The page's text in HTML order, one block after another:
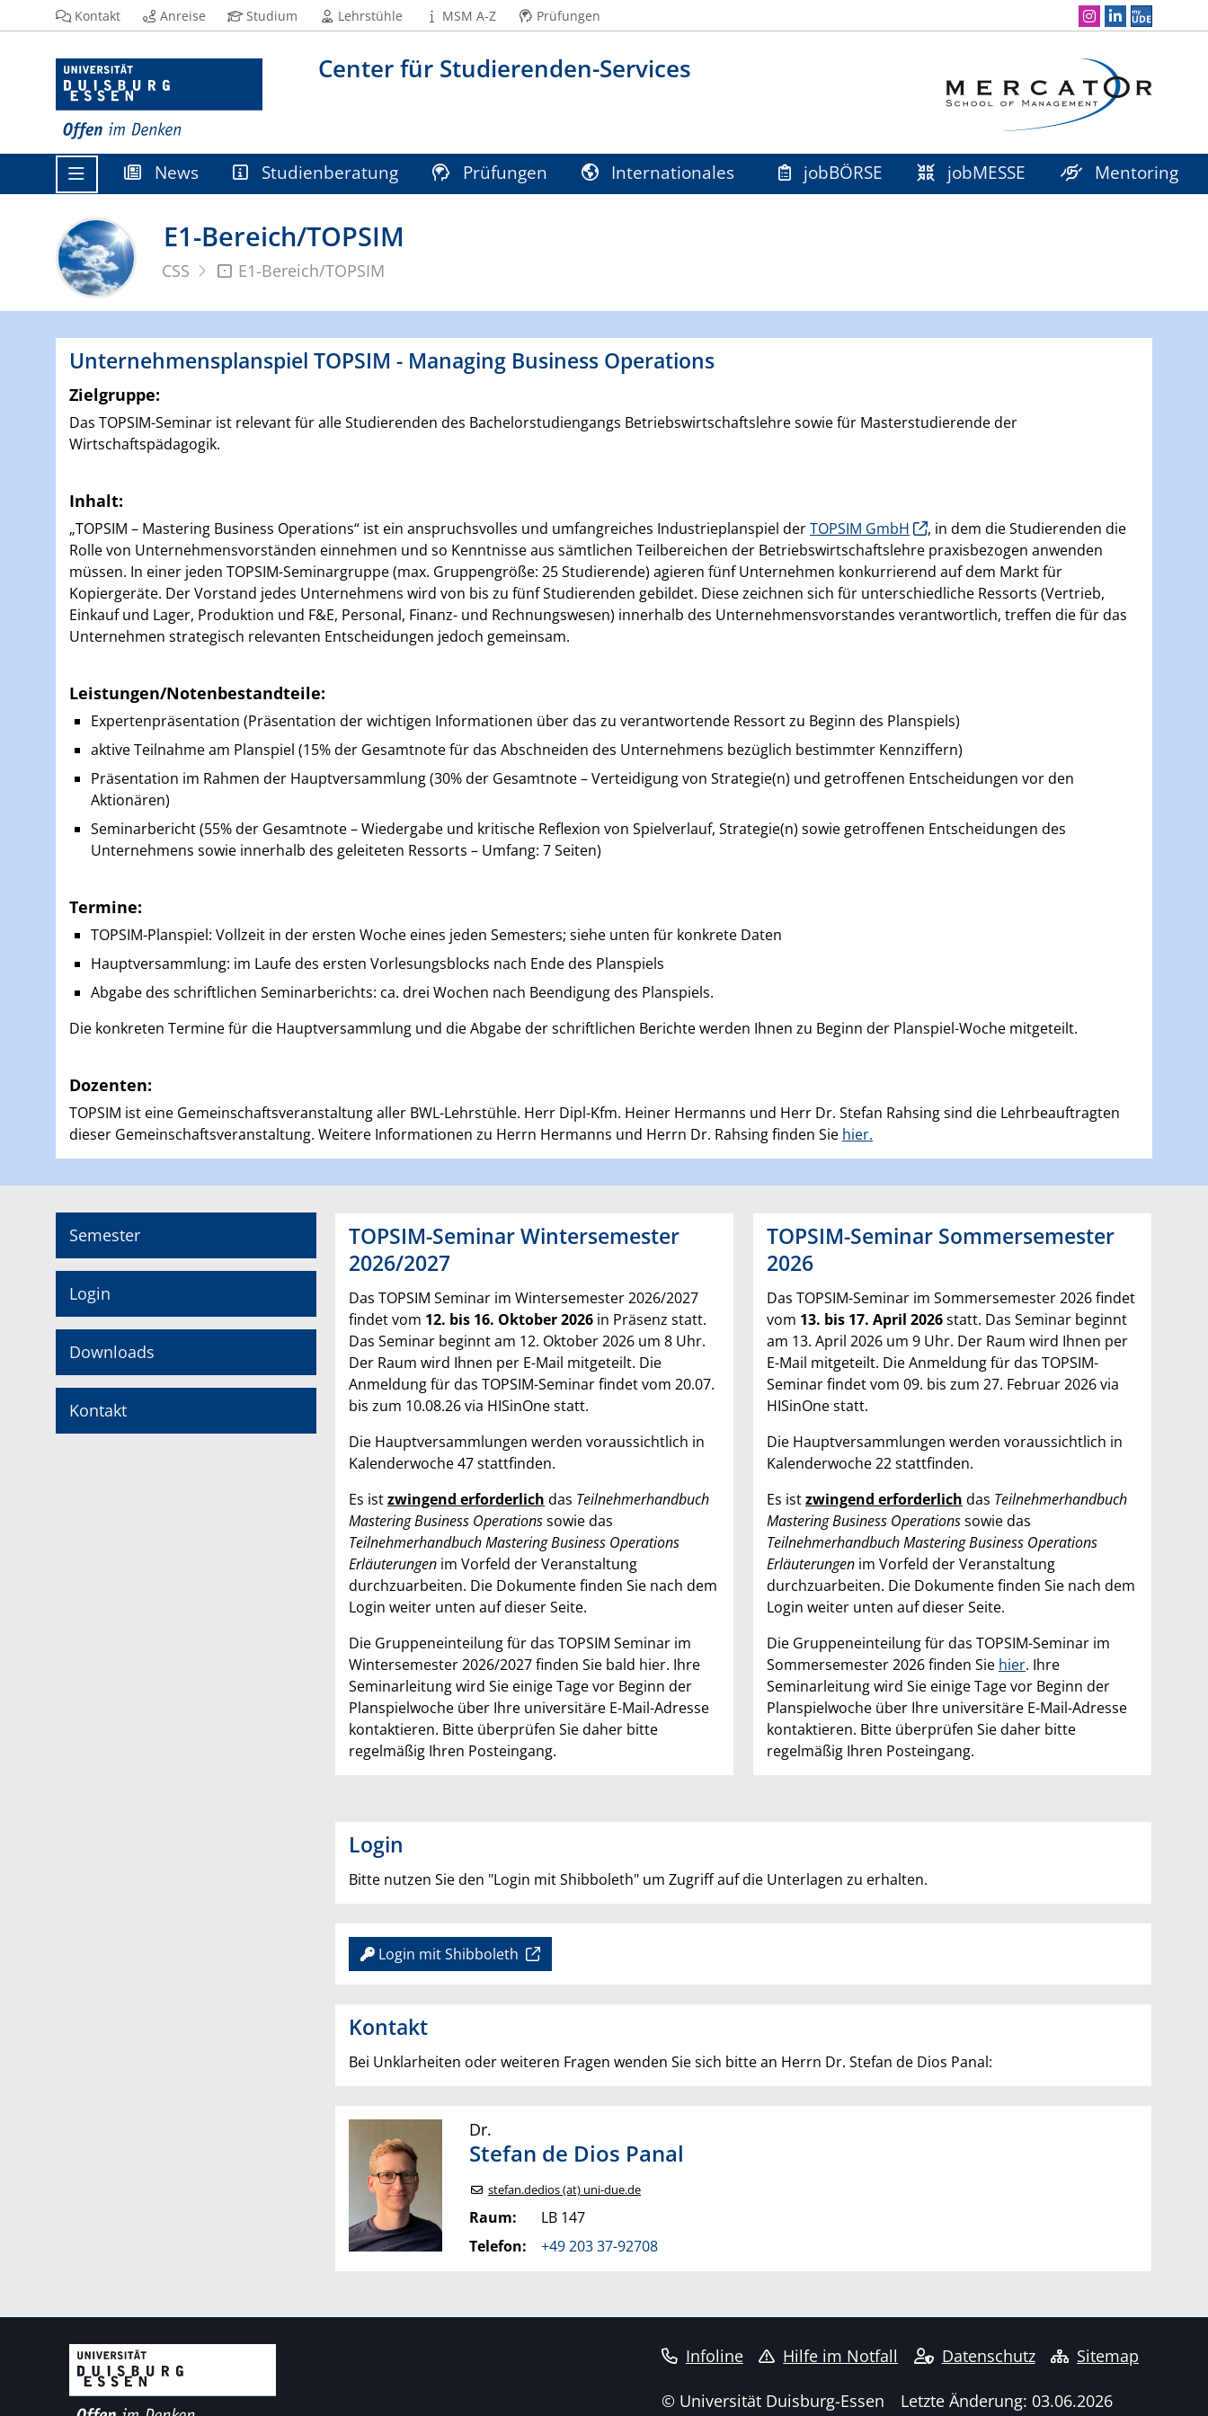
Center für Studierenden-Services
Kontakt Anreise Studium Lehrstühle MSM A-Z Prüfungen Social Media Navigation
News Studienberatung Prüfungen Internationales jobBÖRSE jobMESSE Mentoring
E1-Bereich/TOPSIM
CSS E1-Bereich/TOPSIM
Unternehmensplanspiel TOPSIM - Managing Business Operations
Zielgruppe:
Das TOPSIM-Seminar ist relevant für alle Studierenden des Bachelorstudiengangs Betriebswirtschaftslehre sowie für Masterstudierende der
Wirtschaftspädagogik.
Inhalt:
„TOPSIM – Mastering Business Operations“ ist ein anspruchsvolles und umfangreiches Industrieplanspiel derTOPSIM GmbH
, in dem die Studierenden die
Rolle von Unternehmensvorständen einnehmen und so Kenntnisse aus sämtlichen Teilbereichen der Betriebswirtschaftslehre praxisbezogen anwenden
müssen. In einer jeden TOPSIM-Seminargruppe (max. Gruppengröße: 25 Studierende) agieren fünf Unternehmen konkurrierend auf dem Markt für
Kopiergeräte. Der Vorstand jedes Unternehmens wird von bis zu fünf Studierenden gebildet. Diese zeichnen sich für unterschiedliche Ressorts (Vertrieb,
Einkauf und Lager, Produktion und F&E, Personal, Finanz- und Rechnungswesen) innerhalb des Unternehmensvorstandes verantwortlich, treffen die für das
Unternehmen strategisch relevanten Entscheidungen jedoch gemeinsam.
Leistungen/Notenbestandteile:
Expertenpräsentation (Präsentation der wichtigen Informationen über das zu verantwortende Ressort zu Beginn des Planspiels)
aktive Teilnahme am Planspiel (15% der Gesamtnote für das Abschneiden des Unternehmens bezüglich bestimmter Kennziffern)
Präsentation im Rahmen der Hauptversammlung (30% der Gesamtnote – Verteidigung von Strategie(n) und getroffenen Entscheidungen vor den
Aktionären)
Seminarbericht (55% der Gesamtnote – Wiedergabe und kritische Reflexion von Spielverlauf, Strategie(n) sowie getroffenen Entscheidungen des
Unternehmens sowie innerhalb des geleiteten Ressorts – Umfang: 7 Seiten)
Termine:
TOPSIM-Planspiel: Vollzeit in der ersten Woche eines jeden Semesters; siehe unten für konkrete Daten
Hauptversammlung: im Laufe des ersten Vorlesungsblocks nach Ende des Planspiels
Abgabe des schriftlichen Seminarberichts: ca. drei Wochen nach Beendigung des Planspiels.
Die konkreten Termine für die Hauptversammlung und die Abgabe der schriftlichen Berichte werden Ihnen zu Beginn der Planspiel-Woche mitgeteilt.
Dozenten:
TOPSIM ist eine Gemeinschaftsveranstaltung aller BWL-Lehrstühle. Herr Dipl-Kfm. Heiner Hermanns und Herr Dr. Stefan Rahsing sind die Lehrbeauftragten
dieser Gemeinschaftsveranstaltung. Weitere Informationen zu Herrn Hermanns und Herrn Dr. Rahsing finden Sie hier.
Semester
Login
Downloads
Kontakt
TOPSIM-Seminar Wintersemester
2026/2027
Das TOPSIM Seminar im Wintersemester 2026/2027
findet vom 12. bis 16. Oktober 2026 in Präsenz statt.
Das Seminar beginnt am 12. Oktober 2026 um 8 Uhr.
Der Raum wird Ihnen per E-Mail mitgeteilt. Die
Anmeldung für das TOPSIM-Seminar findet vom 20.07.
bis zum 10.08.26 via HISinOne statt.
Die Hauptversammlungen werden voraussichtlich in
Kalenderwoche 47 stattfinden.
Es istzwingend erforderlich das Teilnehmerhandbuch
Mastering Business Operationssowie das
Teilnehmerhandbuch Mastering Business Operations
Erläuterungen im Vorfeld der Veranstaltung
durchzuarbeiten. Die Dokumente finden Sie nach dem
Login weiter unten auf dieser Seite.
Die Gruppeneinteilung für das TOPSIM Seminar im
Wintersemester 2026/2027 finden Sie bald hier. Ihre
Seminarleitung wird Sie einige Tage vor Beginn der
Planspielwoche über Ihre universitäre E-Mail-Adresse
kontaktieren. Bitte überprüfen Sie daher bitte
regelmäßig Ihren Posteingang.
TOPSIM-Seminar Sommersemester
2026
Das TOPSIM-Seminar im Sommersemester 2026 findet
vom 13. bis 17. April 2026statt. Das Seminar beginnt
am 13. April 2026 um 9 Uhr. Der Raum wird Ihnen per
E-Mail mitgeteilt. Die Anmeldung für das TOPSIM-
Seminar findet vom 09. bis zum 27. Februar 2026 via
HISinOne statt.
Die Hauptversammlungen werden voraussichtlich in
Kalenderwoche 22 stattfinden.
Es istzwingend erforderlich das Teilnehmerhandbuch
Mastering Business Operationssowie das
Teilnehmerhandbuch Mastering Business Operations
Erläuterungen im Vorfeld der Veranstaltung
durchzuarbeiten. Die Dokumente finden Sie nach dem
Login weiter unten auf dieser Seite.
Die Gruppeneinteilung für das TOPSIM-Seminar im
Sommersemester 2026 finden Sie hier. Ihre
Seminarleitung wird Sie einige Tage vor Beginn der
Planspielwoche über Ihre universitäre E-Mail-Adresse
kontaktieren. Bitte überprüfen Sie daher bitte
regelmäßig Ihren Posteingang.
Login
Bitte nutzen Sie den "Login mit Shibboleth" um Zugriff auf die Unterlagen zu erhalten.
Login mit Shibboleth
Kontakt
Bei Unklarheiten oder weiteren Fragen wenden Sie sich bitte an Herrn Dr. Stefan de Dios Panal:
Dr.
Stefan de Dios Panal
stefan.dedios (at) uni-due.de
Raum:
LB 147
Telefon:
+49 203 37-92708
Infoline Hilfe im Notfall Datenschutz Sitemap
© Universität Duisburg-Essen Letzte Änderung: 03.06.2026